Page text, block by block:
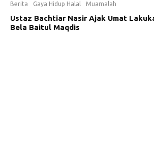
Berita Gaya Hidup Halal Muamalah
Ustaz Bachtiar Nasir Ajak Umat
Bela Baitul Maqdis